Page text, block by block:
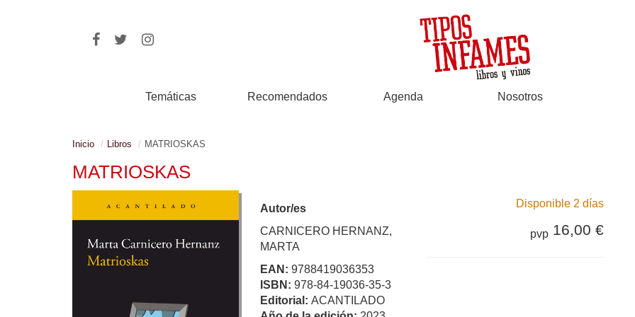
Temáticas Recomendados Agenda Nosotros
Inicio Libros MATRIOSKAS
MATRIOSKAS
Autor/es
CARNICERO HERNANZ,
MARTA
EAN: 9788419036353
ISBN: 978-84-19036-35-3
Editorial: ACANTILADO
Disponible 2 días
pvp 16,00 €